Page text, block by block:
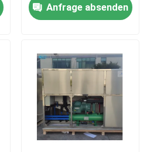
Anfrage absenden